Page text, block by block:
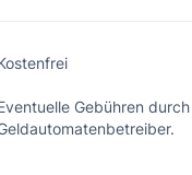
Gebühren